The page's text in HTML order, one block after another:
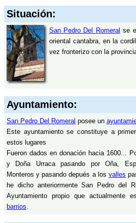
Situación:
San Pedro Del Romeral se
oriental cantabra, en la
vez fronterizo con la
Ayuntamiento:
San Pedro Del Romeral posee un
Este ayuntamiento se constituye a
estos lugares
Fueron dados en donación hacia 1600...
y Doña Urraca pasando por Oña,
Monteros y pasando depués a los valles
he dicho anteriormente San Pedro del
Ayuntamiento propio que actualmente
barrios.